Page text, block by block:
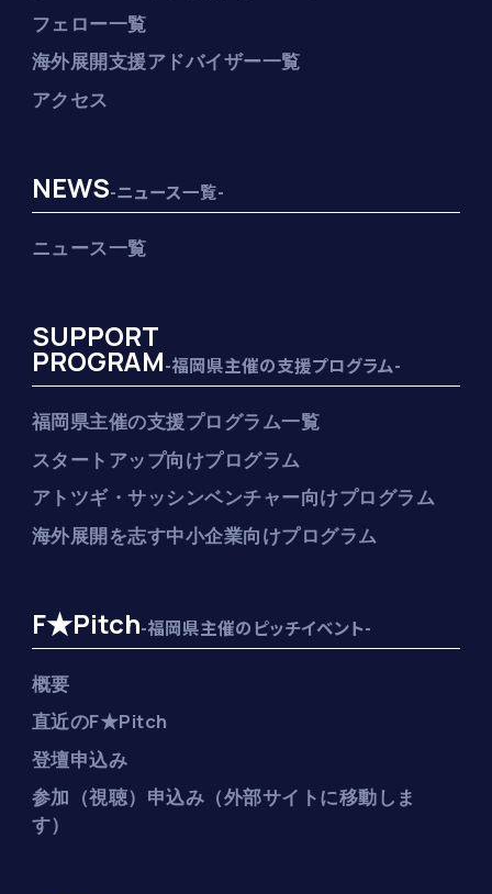
フェロー一覧
海外展開支援アドバイザー一覧
アクセス
NEWS-ニュース一覧-
ニュース一覧
SUPPORT
PROGRAM-福岡県主催の支援プログラム-
福岡県主催の支援プログラム一覧
スタートアップ向けプログラム
アトツギ・サッシンベンチャー向けプログラム
海外展開を志す中小企業向けプログラム
F★Pitch-福岡県主催のピッチイベント-
概要
直近のF★Pitch
登壇申込み
参加（視聴）申込み（外部サイトに移動しま
す）